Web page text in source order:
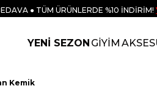
● TÜM ÜRÜNLERDE %10 İNDİRİM!
YENİ SEZON GİYİM
Kemik